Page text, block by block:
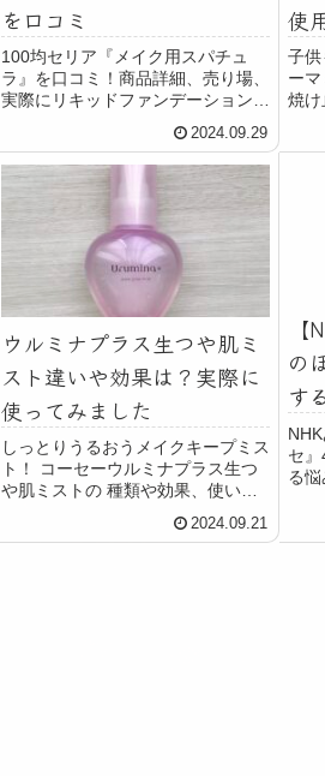
を口コミ
100均セリア『メイク用スパチュ
ラ』を口コミ！商品詳細、売り場、
実際にリキッドファンデーションを
スパチュラで伸ばしてメイクをした
り、スポンジとの仕上がりの違いに
ついてまとめました。他にもおすす
めのメイクアップスパチュラもご紹
2024.09.29
使
し
子供
ー
焼け
焼
ま
ウルミナプラス生つや肌ミ
スト違いや効果は？実際に
使ってみました
しっとりうるおうメイクキープミス
ト！ コーセーウルミナプラス生つ
や肌ミストの 種類や効果、使い方
や商品の特徴について解説します！
商品の特徴 2層のカクテル美容液で
2024.09.21
の
す
セ
る悩
た
エ